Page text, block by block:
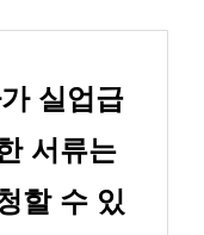
실업급
서류는
할 수 있